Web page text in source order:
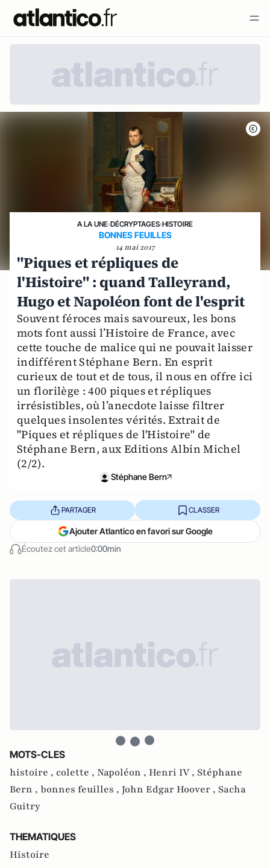
A LA UNE›DÉCRYPTAGES›HISTOIRE
BONNES FEUILLES
14 mai 2017
"Piques et répliques de
l'Histoire" : quand Talleyrand,
Hugo et Napoléon font de l'esprit
Souvent féroces mais savoureux, les bons
mots font aussi l’Histoire de France, avec
cette touche de malice qui ne pouvait laisser
indifférent Stéphane Bern. En esprit
curieux de tout et de tous, il nous en offre ici
un florilège : 400 piques et répliques
irrésistibles, où l’anecdote laisse filtrer
quelques insolentes vérités. Extrait de
"Piques et répliques de l'Histoire" de
Stéphane Bern, aux Editions Albin Michel
(2/2).
Stéphane Bern
Écoutez cet article0:00min
PARTAGER CLASSER
Ajouter Atlantico en favori sur Google
MOTS-CLES
histoire , colette , Napoléon , Henri IV , Stéphane
Bern , bonnes feuilles , John Edgar Hoover , Sacha
Guitry
THEMATIQUES
Histoire